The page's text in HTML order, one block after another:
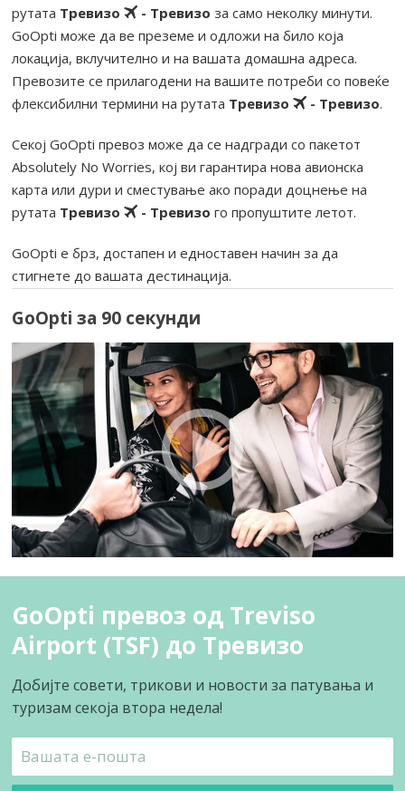
рутата Тревизо - Тревизо за само неколку минути.
GoOpti може да ве преземе и одложи на било која
локација, вклучително и на вашата домашна адреса.
Превозите се прилагодени на вашите потреби со повеќе
флексибилни термини на рутата Тревизо - Тревизо.
Секој GoOpti превоз може да се надгради со пакетот
Absolutely No Worries, кој ви гарантира нова авионска
карта или дури и сместување ако поради доцнење на
рутата Тревизо - Тревизо го пропуштите летот.
GoOpti е брз, достапен и едноставен начин за да
стигнете до вашата дестинација.
GoOpti за 90 секунди
GoOpti превоз од Treviso
Airport (TSF) до Тревизо
Добијте совети, трикови и новости за патувања и
туризам секоја втора недела!